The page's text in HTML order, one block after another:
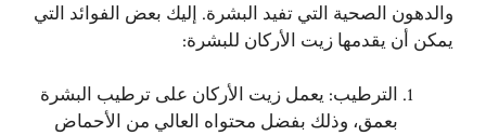
والدهون الصحية التي تفيد البشرة. إليك بعض الفوائد التي
يمكن أن يقدمها زيت الأركان للبشرة:
الترطيب: يعمل زيت الأركان على ترطيب البشرة
بعمق، وذلك بفضل محتواه العالي من الأحماض